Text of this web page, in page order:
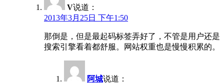
V说道：
2013年3月25日 下午1:50
那倒是，但是最起码标签弄好了，不管是用户还是
搜索引擎看着都舒服。网站权重也是慢慢积累的。
阿城说道：